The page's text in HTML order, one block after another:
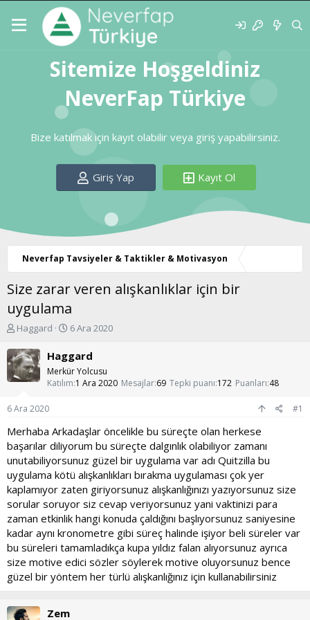
Sitemize Hoşgeldiniz
NeverFap Türkiye
Bize katılmak için kayıt olabilir veya giriş yapabilirsiniz.
Giriş Yap Kayıt Ol
Neverfap Tavsiyeler & Taktikler & Motivasyon
Size zarar veren alışkanlıklar için bir
uygulama
K
n
u
y
a
ş
l
a
t
a
n
Haggard
B
ş
l
a
n
ç
t
a
r
i
h
i
6 Ara 2020
Haggard
Merkür Yolcusu
Katılım 1 Ara 2020 Mesajlar 69 Tepki puanı 172 Puanları 48
6 Ara 2020 #1
Merhaba Arkadaşlar öncelikle bu süreçte olan herkese
başarılar diliyorum bu süreçte dalgınlık olabiliyor zamanı
unutabiliyorsunuz güzel bir uygulama var adı Quitzilla bu
uygulama kötü alışkanlıkları bırakma uygulaması çok yer
kaplamıyor zaten giriyorsunuz alışkanlığınızı yazıyorsunuz size
sorular soruyor siz cevap veriyorsunuz yani vaktinizi para
zaman etkinlik hangi konuda çaldığını başlıyorsunuz saniyesine
kadar aynı kronometre gibi süreç halinde işiyor beli süreler var
bu süreleri tamamladıkça kupa yıldız falan alıyorsunuz ayrıca
size motive edici sözler söylerek motive oluyorsunuz bence
güzel bir yöntem her türlü alışkanlığınız için kullanabilirsiniz
Zem